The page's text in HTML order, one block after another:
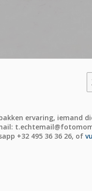
ervaring, iemand
+32 495 36 36 26, of